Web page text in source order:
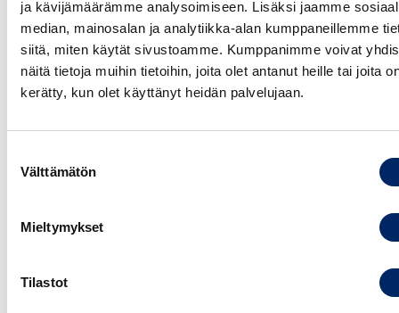
ja kävijämäärämme analysoimiseen. Lisäksi jaamme
median, mainosalan ja analytiikka-alan kumppaneillemme
siitä, miten käytät sivustoamme. Kumppanimme voivat
näitä tietoja muihin tietoihin, joita olet antanut heille tai joita
kerätty, kun olet käyttänyt heidän palvelujaan.
valinta
Välttämätön
Mieltymykset
Tilastot
vastuullisuustyöstä erityisesti ilmastoasioissa.
Lisäksi Jussi osallistuu aktiivisesti vapaaehtoisen
kestävyysraportoinnin (VSME) ohjeistuksen
kehittämiseen EFRAG:n SME Forumissa.
Ilmoittaudu nyt ja ota suunta kohti
ilmastovastuullisuutta!
Ohjelmarunko
Klo 08:30-11:00